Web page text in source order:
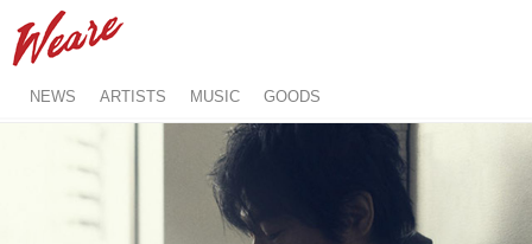
NEWS ARTISTS MUSIC GOODS